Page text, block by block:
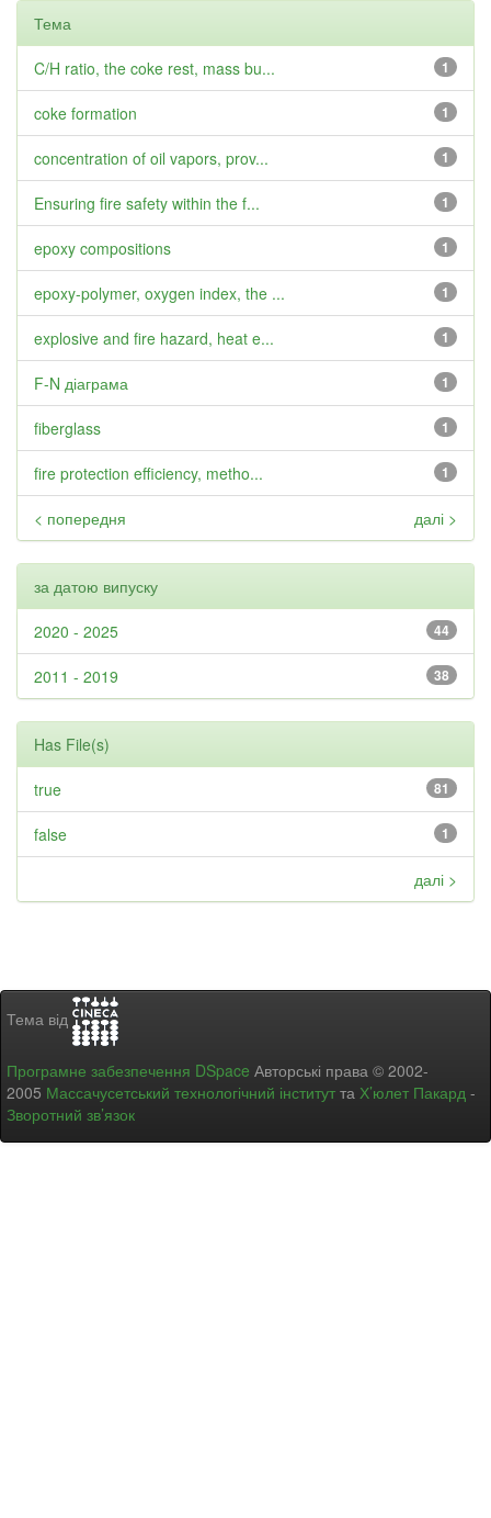
Тема
1
C/H ratio, the coke rest, mass bu...
1
coke formation
1
concentration of oil vapors, prov...
1
Ensuring fire safety within the f...
1
epoxy compositions
1
epoxy-polymer, oxygen index, the ...
1
explosive and fire hazard, heat e...
1
F-N діаграма
1
fiberglass
1
fire protection efficiency, metho...
< попередня далі >
за датою випуску
44
2020 - 2025
38
2011 - 2019
Has File(s)
81
true
1
false
далі >
Тема від
Програмне забезпечення DSpace Авторські права © 2002-
2005 Массачусетський технологічний інститут та Х’юлет Пакард -
Зворотний зв’язок